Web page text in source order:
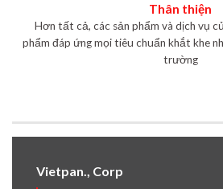
Thân thiện
Hơn tất cả, các sản phẩm và dịch vụ
phẩm đáp ứng mọi tiêu chuẩn khắt khe
trường
Vietpan., Corp